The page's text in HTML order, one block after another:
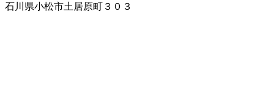
石川県小松市土居原町３０３